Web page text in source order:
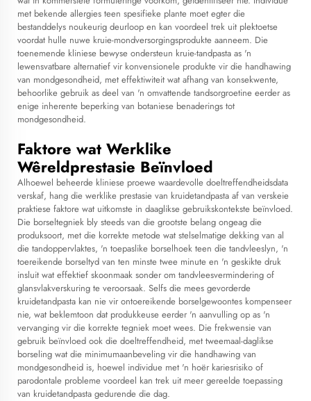
met bekende allergies teen spesifieke plante moet egter die
bestanddelys noukeurig deurloop en kan voordeel trek uit plektoetse
voordat hulle nuwe kruie-mondversorgingsprodukte aanneem. Die
toenemende kliniese bewyse ondersteun kruie-tandpasta as 'n
lewensvatbare alternatief vir konvensionele produkte vir die handhawing
van mondgesondheid, met effektiwiteit wat afhang van konsekwente,
behoorlike gebruik as deel van 'n omvattende tandsorgroetine eerder as
enige inherente beperking van botaniese benaderings tot
mondgesondheid.
Faktore wat Werklike
Wêreldprestasie Beïnvloed
Alhoewel beheerde kliniese proewe waardevolle doeltreffendheidsdata
verskaf, hang die werklike prestasie van kruidetandpasta af van verskeie
praktiese faktore wat uitkomste in daaglikse gebruikskontekste beïnvloed.
Die borseltegniek bly steeds van die grootste belang ongeag die
produksoort, met die korrekte metode wat stelselmatige dekking van al
die tandoppervlaktes, 'n toepaslike borselhoek teen die tandvleeslyn, 'n
toereikende borseltyd van ten minste twee minute en 'n geskikte druk
insluit wat effektief skoonmaak sonder om tandvleesvermindering of
glansvlakverskuring te veroorsaak. Selfs die mees gevorderde
kruidetandpasta kan nie vir ontoereikende borselgewoontes kompenseer
nie, wat beklemtoon dat produkkeuse eerder 'n aanvulling op as 'n
vervanging vir die korrekte tegniek moet wees. Die frekwensie van
gebruik beïnvloed ook die doeltreffendheid, met tweemaal-daglikse
borseling wat die minimumaanbeveling vir die handhawing van
mondgesondheid is, hoewel individue met 'n hoër kariesrisiko of
parodontale probleme voordeel kan trek uit meer gereelde toepassing
van kruidetandpasta gedurende die dag.